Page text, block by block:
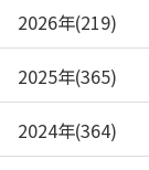
2026年(219)
2025年(365)
2024年(364)